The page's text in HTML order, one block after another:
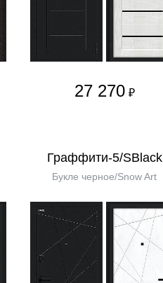
27 270 ₽
Граффити-5/SBlack
Букле черное/Snow Art